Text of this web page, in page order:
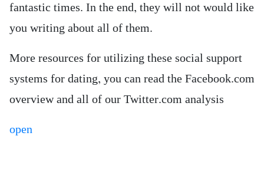
fantastic times. In the end, they will not would like
you writing about all of them.
More resources for utilizing these social support
systems for dating, you can read the Facebook.com
overview and all of our Twitter.com analysis
open